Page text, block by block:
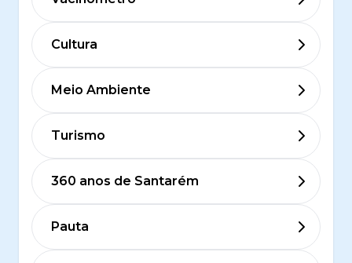
Cultura
Meio Ambiente
Turismo
360 anos de Santarém
Pauta